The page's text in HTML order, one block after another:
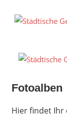
Inhalt
Fotoalben
Hier findet Ihr